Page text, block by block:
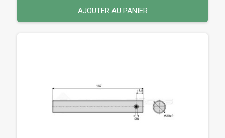
AJOUTER AU PANIER